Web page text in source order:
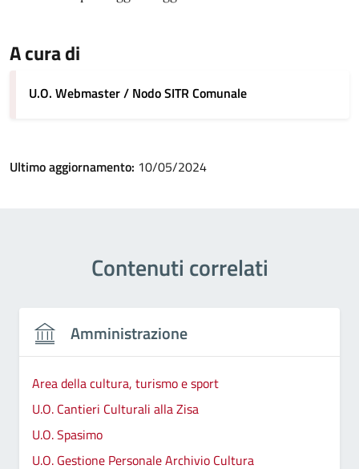
A cura di
U.O. Webmaster / Nodo SITR Comunale
Ultimo aggiornamento: 10/05/2024
Contenuti correlati
Amministrazione
Area della cultura, turismo e sport
U.O. Cantieri Culturali alla Zisa
U.O. Spasimo
U.O. Gestione Personale Archivio Cultura